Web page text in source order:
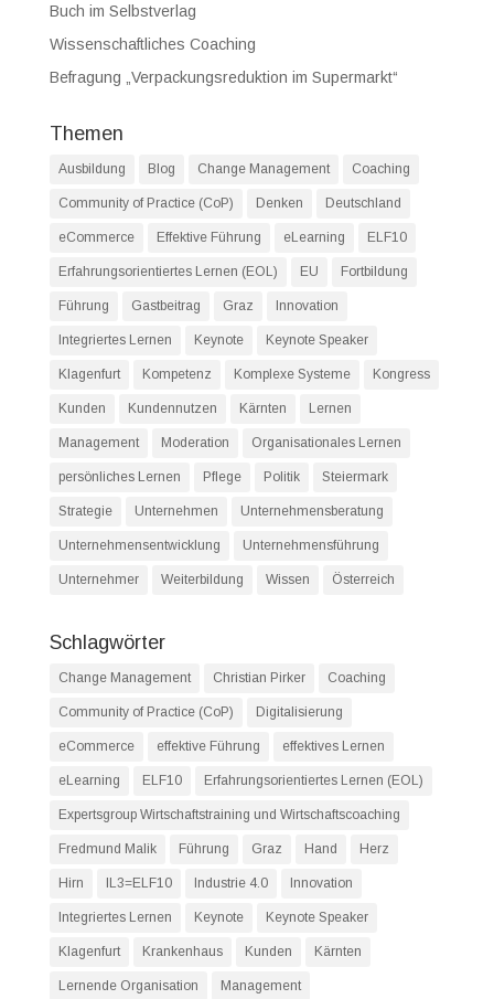
Buch im Selbstverlag
Wissenschaftliches Coaching
Befragung „Verpackungsreduktion im Supermarkt“
Themen
Ausbildung Blog Change Management Coaching
Community of Practice (CoP) Denken Deutschland
eCommerce Effektive Führung eLearning ELF10
Erfahrungsorientiertes Lernen (EOL) EU Fortbildung
Führung Gastbeitrag Graz Innovation
Integriertes Lernen Keynote Keynote Speaker
Klagenfurt Kompetenz Komplexe Systeme Kongress
Kunden Kundennutzen Kärnten Lernen
Management Moderation Organisationales Lernen
persönliches Lernen Pflege Politik Steiermark
Strategie Unternehmen Unternehmensberatung
Unternehmensentwicklung Unternehmensführung
Unternehmer Weiterbildung Wissen Österreich
Schlagwörter
Change Management Christian Pirker Coaching
Community of Practice (CoP) Digitalisierung
eCommerce effektive Führung effektives Lernen
eLearning ELF10 Erfahrungsorientiertes Lernen (EOL)
Expertsgroup Wirtschaftstraining und Wirtschaftscoaching
Fredmund Malik Führung Graz Hand Herz
Hirn IL3=ELF10 Industrie 4.0 Innovation
Integriertes Lernen Keynote Keynote Speaker
Klagenfurt Krankenhaus Kunden Kärnten
Lernende Organisation Management